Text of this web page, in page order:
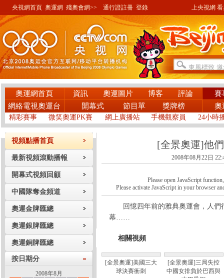
央視網首頁 奧運網 殘奧會網>> 通行證註冊 登錄 上央視網 看奧
奧運網首頁 資訊 奧運圖片 博客 評論
賽
網絡電視奧運台
開幕式 節目單 獎牌榜 奧
精彩賽事 微笑奧運PK賽 網上廣播站 手機觀察員 24小時
視頻點播首頁
最新視頻滾動播報
開幕式視頻回顧
中國隊奪金頻道
奧運金牌匯總
奧運銀牌匯總
奧運銅牌匯總
按日期分
2008年8月
[全景奧運]他
2008年08月22日
Please open JavaScript
Please activate JavaScript in your browser
回憶四年前的雅典奧運會，人們
幕……
相關視頻
[全景奧運]美國三大
球決賽衝刺
[全景奧運]三局失控
中國女排負於巴西與